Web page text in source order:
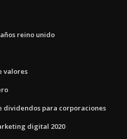
reino unido
valores
dividendos para corporaciones
digital 2020